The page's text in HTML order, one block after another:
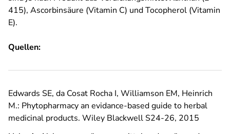
415), Ascorbinsäure (Vitamin C) und Tocopherol (Vitamin
E).
Quellen:
Edwards SE, da Cosat Rocha I, Williamson EM, Heinrich
M.: Phytopharmacy an evidance-based guide to herbal
medicinal products. Wiley Blackwell S24-26, 2015